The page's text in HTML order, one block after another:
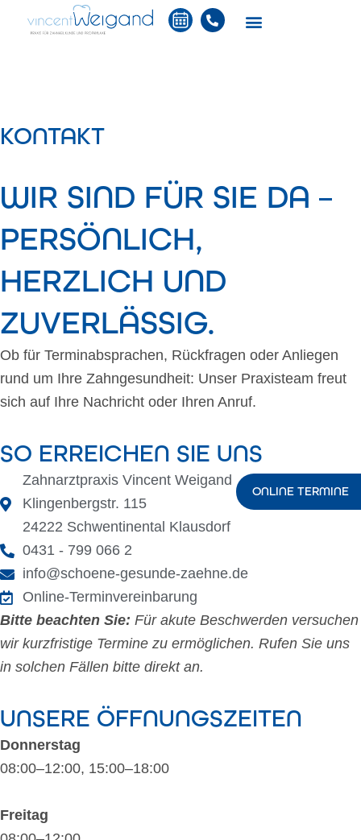
Inhalt
ONLINE TERMINE
KONTAKT
WIR SIND FÜR SIE DA –
PERSÖNLICH,
HERZLICH UND
ZUVERLÄSSIG.
Ob für Terminabsprachen, Rückfragen oder Anliegen
rund um Ihre Zahngesundheit: Unser Praxisteam freut
sich auf Ihre Nachricht oder Ihren Anruf.
SO ERREICHEN SIE UNS
Zahnarztpraxis Vincent Weigand
Klingenbergstr. 115
24222 Schwentinental Klausdorf
0431 - 799 066 2
info@schoene-gesunde-zaehne.de
Online-Terminvereinbarung
Bitte beachten Sie: Für akute Beschwerden versuchen
wir kurzfristige Termine zu ermöglichen. Rufen Sie uns
in solchen Fällen bitte direkt an.
UNSERE ÖFFNUNGSZEITEN
Donnerstag
08:00–12:00, 15:00–18:00
Freitag